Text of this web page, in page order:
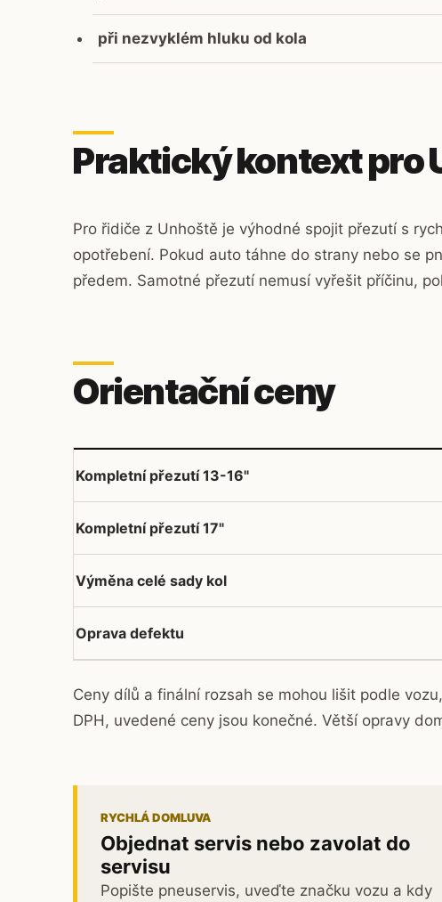
při nezvyklém hluku od kola
Praktický kontext pro
Pro řidiče z Unhoště je výhodné spojit přezutí s
opotřebení. Pokud auto táhne do strany nebo se
předem. Samotné přezutí nemusí vyřešit příčinu,
Orientační ceny
Kompletní přezutí 13-16"
Kompletní přezutí 17"
Výměna celé sady kol
Oprava defektu
Ceny dílů a finální rozsah se mohou lišit podle
DPH, uvedené ceny jsou konečné. Větší opravy
RYCHLÁ DOMLUVA
Objednat servis nebo zavolat do
servisu
Popište pneuservis, uveďte značku vozu a kdy